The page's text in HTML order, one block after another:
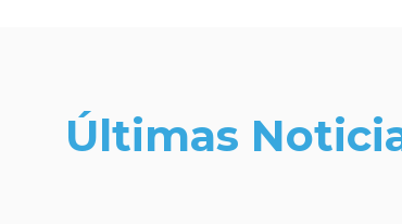
Últimas